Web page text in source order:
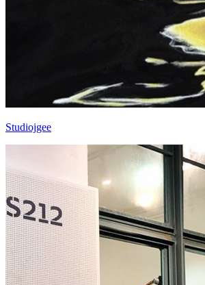
Studiojgee